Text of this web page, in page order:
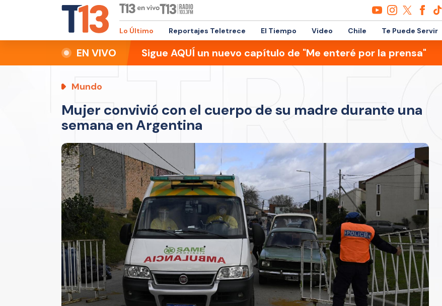
Lo Último Reportajes Teletrece El Tiempo Video Chile Te Puede Servir
EN VIVO Sigue AQUÍ un nuevo capítulo de "Me enteré por la prensa"
Mundo
Mujer convivió con el cuerpo de su madre durante una
semana en Argentina